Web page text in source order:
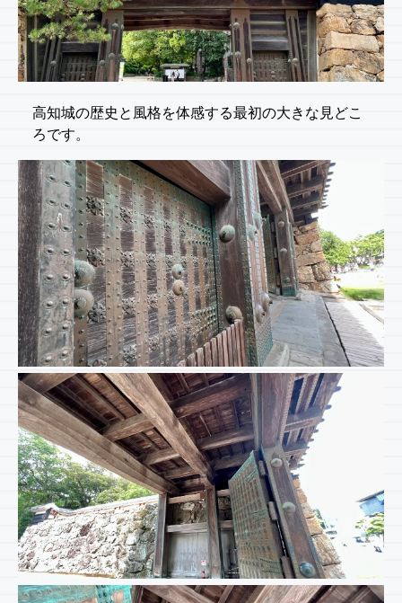
高知城の歴史と風格を体感する最初の大きな見どこ
ろです。